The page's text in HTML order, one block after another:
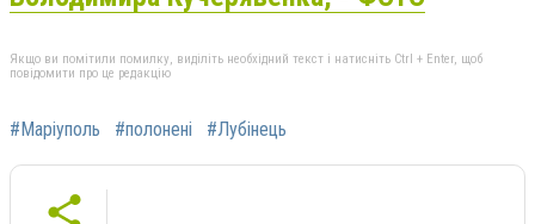
Якщо ви помітили помилку, виділіть необхідний текст і натисніть Ctrl + Enter, щоб
повідомити про це редакцію
#Маріуполь #полонені #Лубінець